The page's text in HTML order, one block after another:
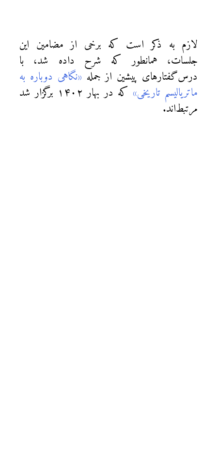
لازم به ذکر است که برخی از مضامین این
جلسات، همانطور که شرح داده شد، با
درس‌گفتارهای پیشین از جمله «نگاهی دوباره به
ماتریالیسم تاریخی»
که در بهار ۱۴۰۲ برگزار شد
مرتبط‌اند.